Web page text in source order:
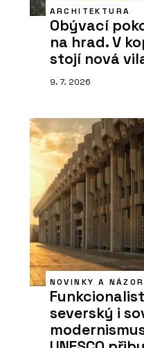
ARCHITEKTURA
Obývací
na hrad. V
stojí nová
9. 7. 2026
NOVINKY A
severský i